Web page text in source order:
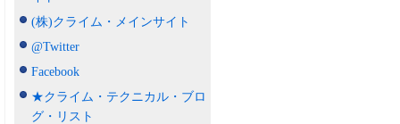
(株)クライム・メインサイト
@Twitter
Facebook
★クライム・テクニカル・ブロ
グ・リスト